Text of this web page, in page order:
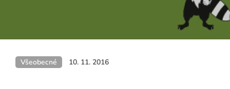
Všeobecné 10. 11. 2016